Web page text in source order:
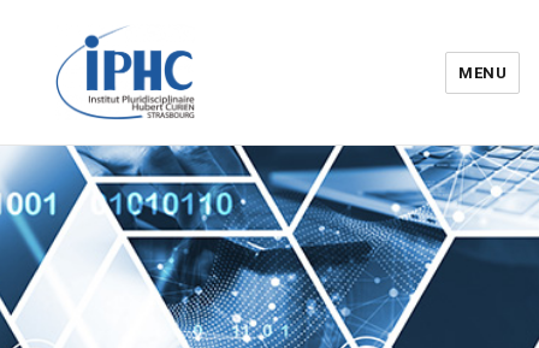
Institut pluridisciplinaire Hubert
Curien – IPHC
MENU